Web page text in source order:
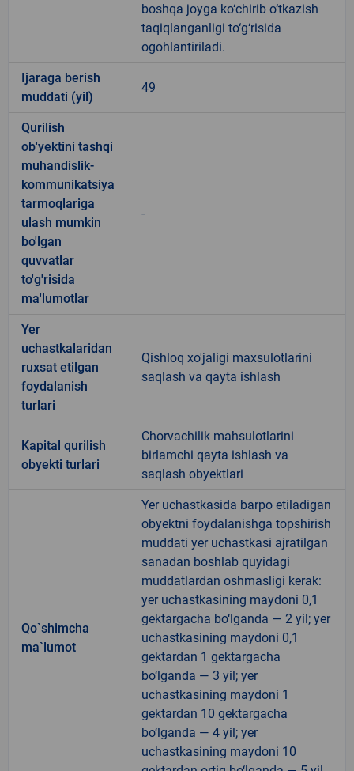
boshqa joyga ko‘chirib o‘tkazish
taqiqlanganligi to‘g‘risida
ogohlantiriladi.
Ijaraga berish
muddati (yil)
49
Qurilish
ob'yektini tashqi
muhandislik-
kommunikatsiya
tarmoqlariga
ulash mumkin
bo'lgan
quvvatlar
to'g'risida
ma'lumotlar
-
Yer
uchastkalaridan
ruxsat etilgan
foydalanish
turlari
Qishloq xo'jaligi maxsulotlarini
saqlash va qayta ishlash
Kapital qurilish
obyekti turlari
Chorvachilik mahsulotlarini
birlamchi qayta ishlash va
saqlash obyektlari
Qo`shimcha
ma`lumot
Yer uchastkasida barpo etiladigan
obyektni foydalanishga topshirish
muddati yer uchastkasi ajratilgan
sanadan boshlab quyidagi
muddatlardan oshmasligi kerak:
yer uchastkasining maydoni 0,1
gektargacha bo‘lganda — 2 yil; yer
uchastkasining maydoni 0,1
gektardan 1 gektargacha
bo‘lganda — 3 yil; yer
uchastkasining maydoni 1
gektardan 10 gektargacha
bo‘lganda — 4 yil; yer
uchastkasining maydoni 10